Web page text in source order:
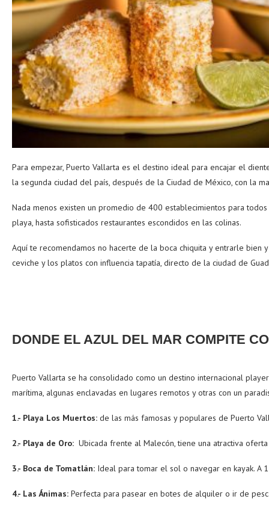
Para empezar, Puerto Vallarta es el destino ideal para encajar el
la segunda ciudad del país, después de la Ciudad de México, con la
Nada menos existen un promedio de 400 establecimientos para
playa, hasta sofisticados restaurantes escondidos en las colinas.
Aquí te recomendamos no hacerte de la boca chiquita y entrarle
ceviche y los platos con influencia tapatía, directo de la ciudad de
DONDE EL AZUL DEL MAR COMPITE
Puerto Vallarta se ha consolidado como un destino internacional
marítima, algunas enclavadas en lugares remotos y otras con un
1.- Playa Los Muertos: de las más famosas y populares de Puerto
2.- Playa de Oro: Ubicada frente al Malecón, tiene una atractiva
3.- Boca de Tomatlán: Ideal para tomar el sol o navegar en kayak. A
4.- Las Ánimas: Perfecta para pasear en botes de alquiler o ir de